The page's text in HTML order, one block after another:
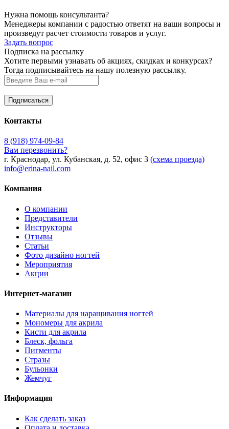
Нужна помощь консультанта?
Менеджеры компании с радостью ответят на ваши вопросы и
произведут расчет стоимости товаров и услуг.
Задать вопрос
Подписка на рассылку
Хотите первыми узнавать об акциях, скидках и конкурсах?
Тогда подписывайтесь на нашу полезную рассылку.
Контакты
8 (918) 974-09-84
Вам перезвонить?
г. Краснодар, ул. Кубанская, д. 52, офис 3 (схема проезда)
info@erina-nail.com
Компания
О компании
Представители
Инструкторы
Отзывы
Статьи
Фото дизайно ногтей
Мероприятия
Акции
Интернет-магазин
Материалы для наращивания ногтей
Мономеры для акрила
Кисти для акрила
Блеск, фольга
Пигменты
Стразы
Бульонки
Жемчуг
Информация
Как сделать заказ